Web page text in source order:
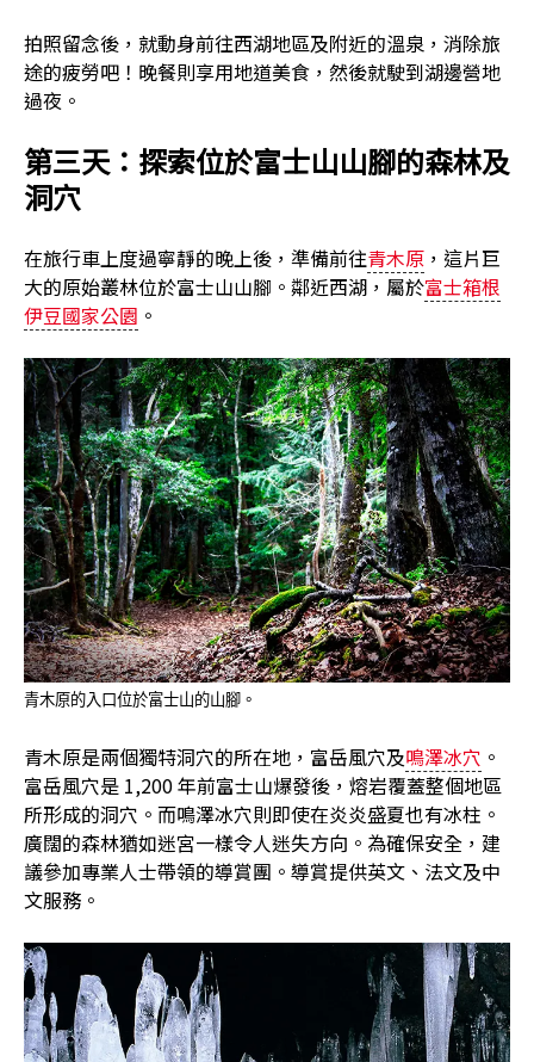
拍照留念後，就動身前往西湖地區及附近的溫泉，消除旅
途的疲勞吧！晚餐則享用地道美食，然後就駛到湖邊營地
過夜。
第三天：探索位於富士山山腳的森林及
洞穴
在旅行車上度過寧靜的晚上後，準備前往青木原，這片巨
大的原始叢林位於富士山山腳。鄰近西湖，屬於富士箱根
伊豆國家公園 。
青木原的入口位於富士山的山腳。
青木原是兩個獨特洞穴的所在地，富岳風穴及鳴澤冰穴 。
富岳風穴是 1,200 年前富士山爆發後，熔岩覆蓋整個地區
所形成的洞穴。而鳴澤冰穴則即使在炎炎盛夏也有冰柱。
廣闊的森林猶如迷宮一樣令人迷失方向。為確保安全，建
議參加專業人士帶領的導賞團。導賞提供英文、法文及中
文服務。